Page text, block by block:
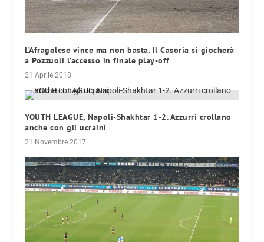
L’Afragolese vince ma non basta. Il Casoria si giocherà
a Pozzuoli l’accesso in finale play-off
21 Aprile 2018
YOUTH LEAGUE, Napoli-Shakhtar 1-2. Azzurri crollano
anche con gli ucraini
21 Novembre 2017